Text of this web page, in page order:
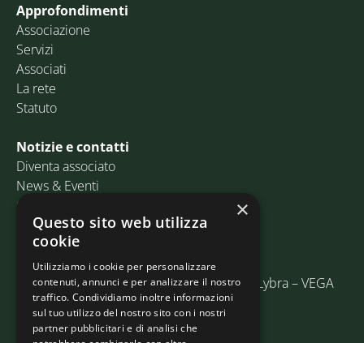
Approfondimenti
Associazione
Servizi
Associati
La rete
Statuto
Notizie e contatti
Diventa associato
News & Eventi
Contatti
Email:info@assosped.it
PEC: assospedvenezia@pec.fedespedi.it
Indirizzo: Via delle Industrie, 19/C Edificio Lybra – VEGA
30175 Marghera (VE)
×
Questo sito web utilizza
cookie
Utilizziamo i cookie per personalizzare
contenuti, annunci e per analizzare il nostro
traffico. Condividiamo inoltre informazioni
sul tuo utilizzo del nostro sito con i nostri
partner pubblicitari e di analisi che